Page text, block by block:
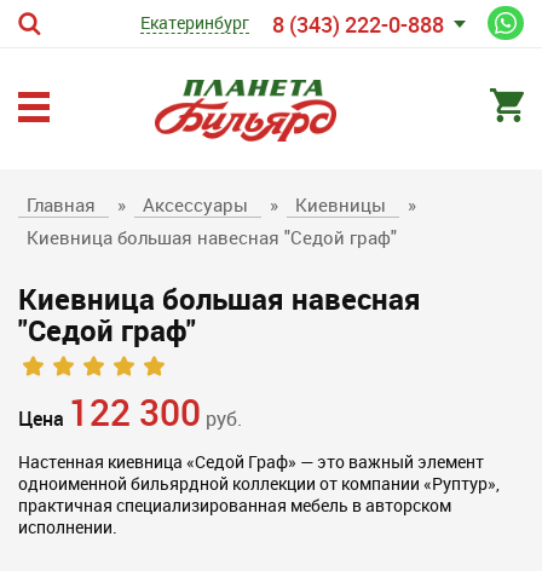
Екатеринбург 8 (343) 222-0-888
Главная » Аксессуары » Киевницы
»
Киевница большая навесная "Седой граф"
Киевница большая навесная
"Седой граф"
Цена 122 300 руб.
Настенная киевница «Седой Граф» — это важный элемент
одноименной бильярдной коллекции от компании «Руптур»,
практичная специализированная мебель в авторском
исполнении.